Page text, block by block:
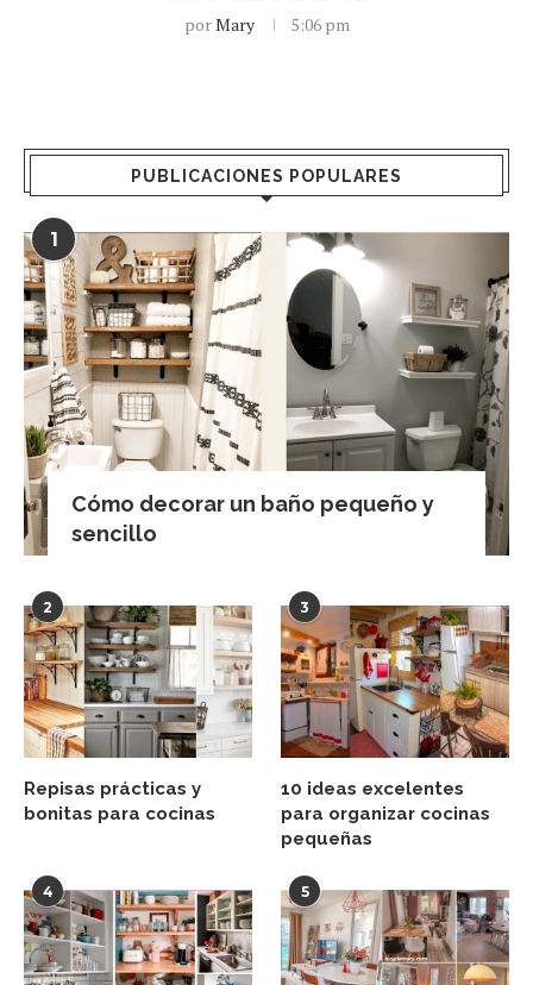
porMary 5:06 pm
PUBLICACIONES POPULARES
1
Cómo decorar un baño pequeño y
sencillo
2
Repisas prácticas y
bonitas para cocinas
3
10 ideas excelentes
para organizar cocinas
pequeñas
4 5